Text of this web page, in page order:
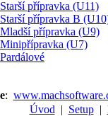
Starší přípravka (U11)
Starší přípravka B
Mladší přípravka (U9)
Minipřípravka (U7)
Pardálové
:
Úvod | Setup|